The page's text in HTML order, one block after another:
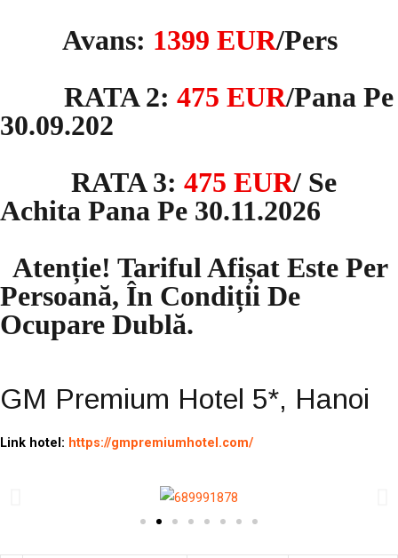
Avans: 1399 EUR/pers
RATA 2: 475 EUR/pana Pe
30.09.202
RATA 3: 475 EUR/ Se
Achita Pana Pe 30.11.2026
Atenție! Tariful Afișat Este Per
Persoană, În Condiții De
Ocupare Dublă.
GM Premium Hotel 5*, Hanoi
Link hotel: https://gmpremiumhotel.com/